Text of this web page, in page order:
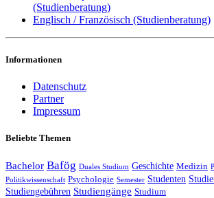
(Studienberatung)
Englisch / Französisch (Studienberatung)
Informationen
Datenschutz
Partner
Impressum
Beliebte Themen
Bachelor Bafög Duales Studium Geschichte Medizin
Politikwissenschaft Psychologie Semester Studenten
Studiengebühren Studiengänge Studium